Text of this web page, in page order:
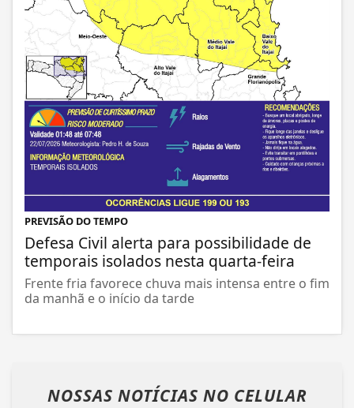
PREVISÃO DO TEMPO
Defesa Civil alerta para possibilidade de
temporais isolados nesta quarta-feira
Frente fria favorece chuva mais intensa entre o fim
da manhã e o início da tarde
NOSSAS NOTÍCIAS NO CELULAR